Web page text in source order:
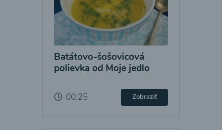
Batátovo-šošovicová
polievka od Moje jedlo
00:25 Zobraziť